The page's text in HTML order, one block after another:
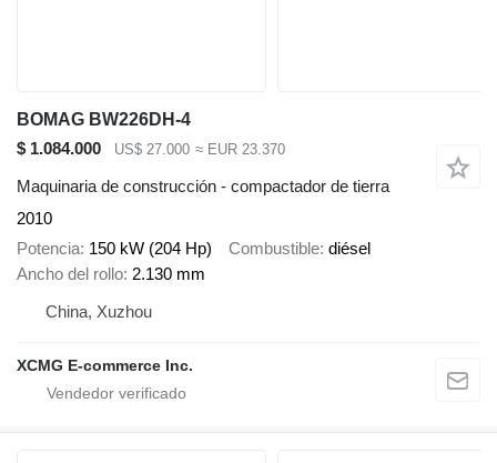
BOMAG BW226DH-4
$ 1.084.000
US$ 27.000 ≈ EUR 23.370
Maquinaria de construcción - compactador de tierra
2010
Potencia 150 kW (204 Hp) Combustible diésel
Ancho del rollo 2.130 mm
China, Xuzhou
XCMG E-commerce Inc.